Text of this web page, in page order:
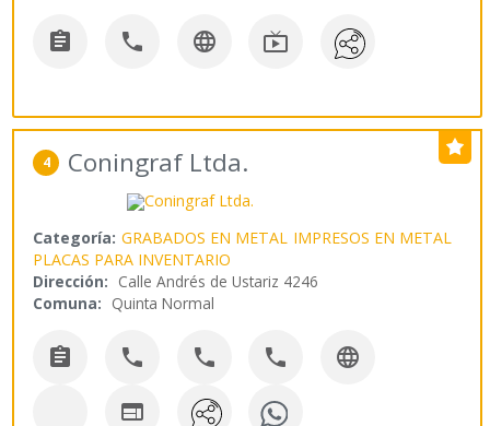
   
4 Coningraf Ltda.
Categoría: GRABADOS EN METAL IMPRESOS EN METAL
PLACAS PARA INVENTARIO
Dirección: Calle Andrés de Ustariz 4246
Comuna: Quinta Normal
    
